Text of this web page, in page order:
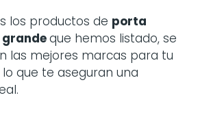
los productos de porta
que hemos listado, se
las mejores marcas para tu
que te aseguran una